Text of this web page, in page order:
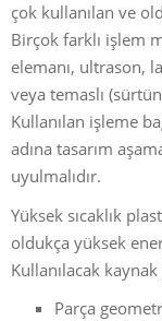
çok kullanılan ve
Birçok farklı işlem
elemanı, ultrason,
veya temaslı
Kullanılan işleme
adına tasarım
uyulmalıdır.
Yüksek sıcaklık
oldukça yüksek
Kullanılacak
Parça